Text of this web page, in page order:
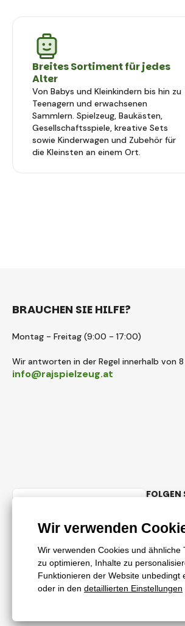
Breites Sortiment für jedes
Alter
Von Babys und Kleinkindern bis hin zu
Teenagern und erwachsenen
Sammlern. Spielzeug, Baukästen,
Gesellschaftsspiele, kreative Sets
sowie Kinderwagen und Zubehör für
die Kleinsten an einem Ort.
BRAUCHEN SIE HILFE?
Montag - Freitag (9:00 - 17:00)
Wir antworten in der Regel innerhalb von
info@rajspielzeug.at
FOLGEN
© 2018 - 2026 RajSpielzeug.at, Alle Rechte
Diese Seite ist durch reCAPTCHA geschützt